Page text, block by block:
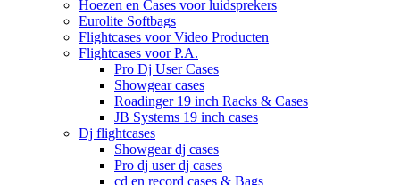
Hoezen en Cases voor luidsprekers
Eurolite Softbags
Flightcases voor Video Producten
Flightcases voor P.A.
Pro Dj User Cases
Showgear cases
Roadinger 19 inch Racks & Cases
JB Systems 19 inch cases
Dj flightcases
Showgear dj cases
Pro dj user dj cases
cd en record cases & Bags